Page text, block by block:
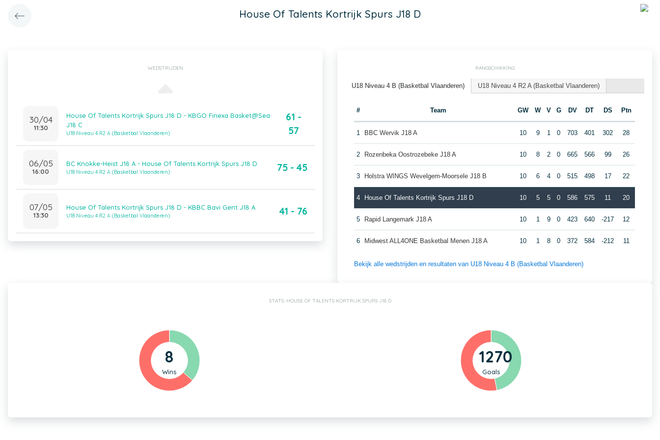
House Of Talents Kortrijk Spurs J18 D
WEDSTRIJDEN
30/04
11:30
House Of Talents Kortrijk Spurs J18 D - KBGO Finexa Basket@Sea
J18 C
U18 Niveau 4 R2 A (Basketbal Vlaanderen)
61 -
57
06/05
16:00
BC Knokke-Heist J18 A - House Of Talents Kortrijk Spurs J18 D
U18 Niveau 4 R2 A (Basketbal Vlaanderen) 75 - 45
07/05
13:30
House Of Talents Kortrijk Spurs J18 D - KBBC Bavi Gent J18 A
U18 Niveau 4 R2 A (Basketbal Vlaanderen) 41 - 76
RANGSCHIKKING
U18 Niveau 4 B (Basketbal Vlaanderen) U18 Niveau 4 R2 A (Basketbal Vlaanderen)
# Team GW W V G DV DT DS Ptn
1 BBC Wervik J18 A 10 9 1 0 703 401 302 28
2 Rozenbeka Oostrozebeke J18 A 10 8 2 0 665 566 99 26
3 Holstra WINGS Wevelgem-Moorsele J18 B 10 6 4 0 515 498 17 22
4 House Of Talents Kortrijk Spurs J18 D 10 5 5 0 586 575 11 20
5 Rapid Langemark J18 A 10 1 9 0 423 640 -217 12
6 Midwest ALL4ONE Basketbal Menen J18 A 10 1 8 0 372 584 -212 11
Bekijk alle wedstrijden en resultaten van U18 Niveau 4 B (Basketbal Vlaanderen)
STATS: HOUSE OF TALENTS KORTRIJK SPURS J18 D
8
Wins
1270
Goals